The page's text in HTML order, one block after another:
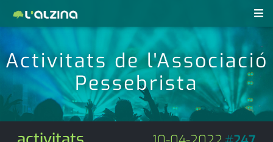
notícies
últimes notícies
activitats
agenda
revistes pdf
anunciants
Activitats de l'Associació
Pessebrista